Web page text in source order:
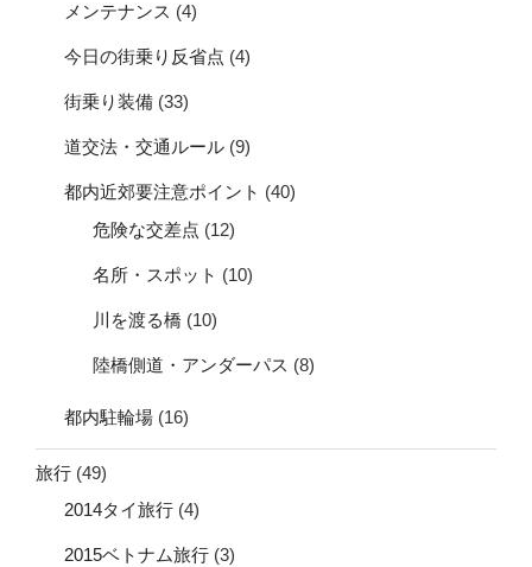
メンテナンス (4)
今日の街乗り反省点 (4)
街乗り装備 (33)
道交法・交通ルール (9)
都内近郊要注意ポイント (40)
危険な交差点 (12)
名所・スポット (10)
川を渡る橋 (10)
陸橋側道・アンダーパス (8)
都内駐輪場 (16)
旅行 (49)
2014タイ旅行 (4)
2015ベトナム旅行 (3)